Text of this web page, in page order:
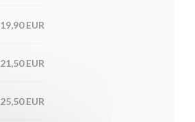
19,90 EUR
21,50 EUR
25,50 EUR